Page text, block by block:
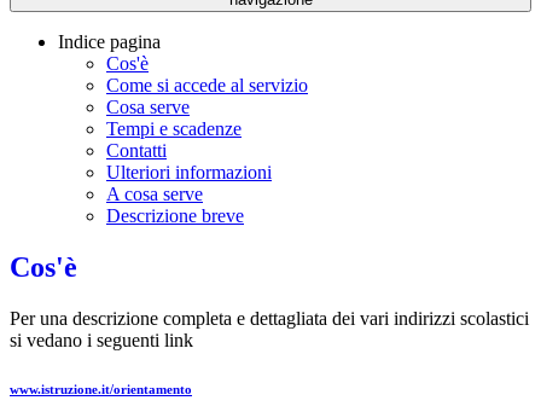
Indice pagina
Cos'è
Come si accede al servizio
Cosa serve
Tempi e scadenze
Contatti
Ulteriori informazioni
A cosa serve
Descrizione breve
Cos'è
Per una descrizione completa e dettagliata dei vari indirizzi scolastici
si vedano i seguenti link
www.istruzione.it/orientamento